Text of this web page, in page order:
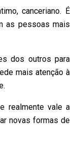
canceriano. É
as pessoas mais
dos outros para
mais atenção à
realmente vale a
novas formas de